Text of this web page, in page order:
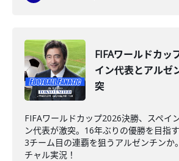
FIFAワールドカッ
イン代表とアルゼ
突
FIFAワールドカップ2026決勝、スペイ
ン代表が激突。16年ぶりの優勝を目指
3チーム目の連覇を狙うアルゼンチンか
チャル実況！